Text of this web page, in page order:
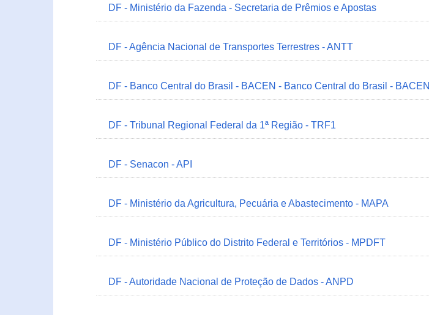
DF - Ministério da Fazenda - Secretaria de Prêmios e Apostas
DF - Agência Nacional de Transportes Terrestres - ANTT
DF - Banco Central do Brasil - BACEN - Banco Central do Brasil - BACEN
DF - Tribunal Regional Federal da 1ª Região - TRF1
DF - Senacon - API
DF - Ministério da Agricultura, Pecuária e Abastecimento - MAPA
DF - Ministério Público do Distrito Federal e Territórios - MPDFT
DF - Autoridade Nacional de Proteção de Dados - ANPD